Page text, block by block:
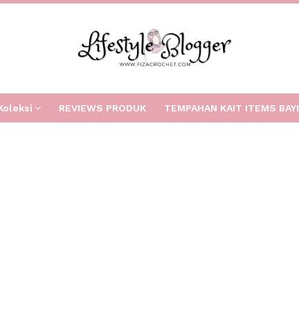
REVIEWS PRODUK TEMPAHAN KAIT ITEMS BAYI